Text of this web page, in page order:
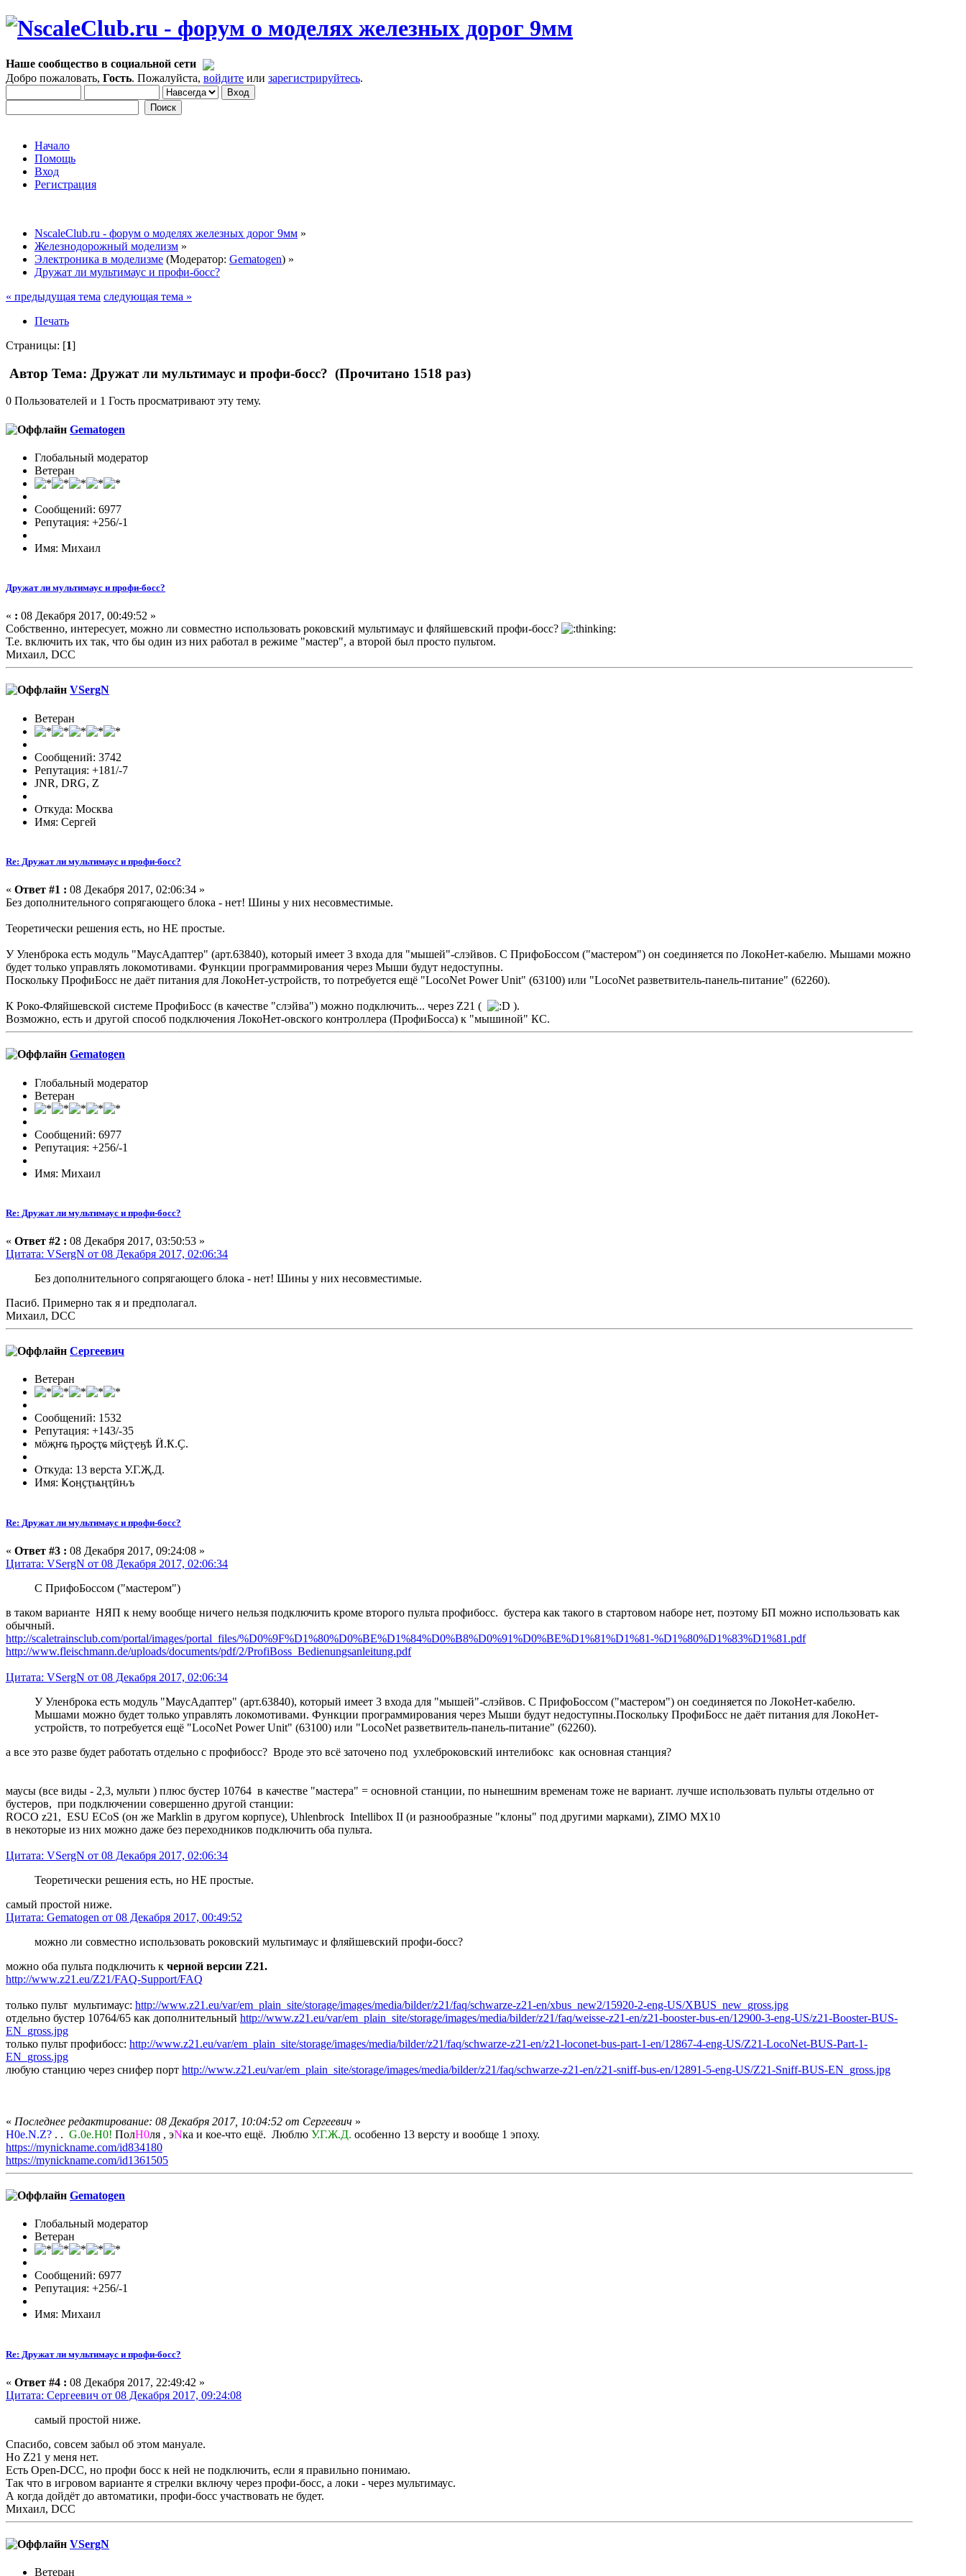
Наше сообщество в социальной сети
Добро пожаловать, Гость. Пожалуйста, войдите или зарегистрируйтесь.
Начало
Помощь
Вход
Регистрация
NscaleClub.ru - форум о моделях железных дорог 9мм »
Железнодорожный моделизм »
Электроника в моделизме (Модератор: Gematogen) »
Дружат ли мультимаус и профи-босс?
« предыдущая тема следующая тема »
Печать
Страницы: [1]
Автор Тема: Дружат ли мультимаус и профи-босс? (Прочитано 1518 раз)
0 Пользователей и 1 Гость просматривают эту тему.
Gematogen
Глобальный модератор
Ветеран
Сообщений: 6977
Репутация: +256/-1
Имя: Михаил
Дружат ли мультимаус и профи-босс?
« : 08 Декабря 2017, 00:49:52 »
Собственно, интересует, можно ли совместно использовать роковский мультимаус и фляйшевский профи-босс?
Т.е. включить их так, что бы один из них работал в режиме "мастер", а второй был просто пультом.
Михаил, DCC
VSergN
Ветеран
Сообщений: 3742
Репутация: +181/-7
JNR, DRG, Z
Откуда: Москва
Имя: Сергей
Re: Дружат ли мультимаус и профи-босс?
« Ответ #1 : 08 Декабря 2017, 02:06:34 »
Без дополнительного сопрягающего блока - нет! Шины у них несовместимые.
Теоретически решения есть, но НЕ простые.
У Уленброка есть модуль "МаусАдаптер" (арт.63840), который имеет 3 входа для "мышей"-слэйвов. С ПрифоБоссом ("мастером") он соединяется по ЛокоНет-кабелю. Мышами можно
будет только управлять локомотивами. Функции программирования через Мыши будут недоступны.
Поскольку ПрофиБосс не даёт питания для ЛокоНет-устройств, то потребуется ещё "LocoNet Power Unit" (63100) или "LocoNet разветвитель-панель-питание" (62260).
К Роко-Фляйшевской системе ПрофиБосс (в качестве "слэйва") можно подключить... через Z21 (
).
Возможно, есть и другой способ подключения ЛокоНет-овского контроллера (ПрофиБосса) к "мышиной" КС.
Gematogen
Глобальный модератор
Ветеран
Сообщений: 6977
Репутация: +256/-1
Имя: Михаил
Re: Дружат ли мультимаус и профи-босс?
« Ответ #2 : 08 Декабря 2017, 03:50:53 »
Цитата: VSergN от 08 Декабря 2017, 02:06:34
Без дополнительного сопрягающего блока - нет! Шины у них несовместимые.
Пасиб. Примерно так я и предполагал.
Михаил, DCC
Сергеевич
Ветеран
Сообщений: 1532
Репутация: +143/-35
мӧҗҥҩ ҧрѻҫҭҩ мӥҫҭҿӄѣ Ӥ.Ҟ.Ҫ.
Откуда: 13 верста У.Г.Җ.Д.
Имя: Ҝѻӊҫҭѩңҭӥԋъ
Re: Дружат ли мультимаус и профи-босс?
« Ответ #3 : 08 Декабря 2017, 09:24:08 »
Цитата: VSergN от 08 Декабря 2017, 02:06:34
С ПрифоБоссом ("мастером")
в таком варианте НЯП к нему вообще ничего нельзя подключить кроме второго пульта профибосс. бустера как такого в стартовом наборе нет, поэтому БП можно использовать как
обычный.
http://scaletrainsclub.com/portal/images/portal_files/%D0%9F%D1%80%D0%BE%D1%84%D0%B8%D0%91%D0%BE%D1%81%D1%81-%D1%80%D1%83%D1%81.pdf
http://www.fleischmann.de/uploads/documents/pdf/2/ProfiBoss_Bedienungsanleitung.pdf
Цитата: VSergN от 08 Декабря 2017, 02:06:34
У Уленброка есть модуль "МаусАдаптер" (арт.63840), который имеет 3 входа для "мышей"-слэйвов. С ПрифоБоссом ("мастером") он соединяется по ЛокоНет-кабелю.
Мышами можно будет только управлять локомотивами. Функции программирования через Мыши будут недоступны.Поскольку ПрофиБосс не даёт питания для ЛокоНет-
устройств, то потребуется ещё "LocoNet Power Unit" (63100) или "LocoNet разветвитель-панель-питание" (62260).
а все это разве будет работать отдельно с профибосс? Вроде это всё заточено под ухлеброковский интелибокс как основная станция?
маусы (все виды - 2,3, мульти ) плюс бустер 10764 в качестве "мастера" = основной станции, по нынешним временам тоже не вариант. лучше использовать пульты отдельно от
бустеров, при подключении совершенно другой станции:
ROCO z21, ESU ECoS (он же Marklin в другом корпусе), Uhlenbrock Intellibox II (и разнообразные "клоны" под другими марками), ZIMO MX10
в некоторые из них можно даже без переходников подключить оба пульта.
Цитата: VSergN от 08 Декабря 2017, 02:06:34
Теоретически решения есть, но НЕ простые.
самый простой ниже.
Цитата: Gematogen от 08 Декабря 2017, 00:49:52
можно ли совместно использовать роковский мультимаус и фляйшевский профи-босс?
можно оба пульта подключить к черной версии Z21.
http://www.z21.eu/Z21/FAQ-Support/FAQ
только пульт мультимаус: http://www.z21.eu/var/em_plain_site/storage/images/media/bilder/z21/faq/schwarze-z21-en/xbus_new2/15920-2-eng-US/XBUS_new_gross.jpg
отдельно бустер 10764/65 как дополнительный http://www.z21.eu/var/em_plain_site/storage/images/media/bilder/z21/faq/weisse-z21-en/z21-booster-bus-en/12900-3-eng-US/z21-Booster-BUS-
EN_gross.jpg
только пульт профибосс: http://www.z21.eu/var/em_plain_site/storage/images/media/bilder/z21/faq/schwarze-z21-en/z21-loconet-bus-part-1-en/12867-4-eng-US/Z21-LocoNet-BUS-Part-1-
EN_gross.jpg
любую станцию через снифер порт http://www.z21.eu/var/em_plain_site/storage/images/media/bilder/z21/faq/schwarze-z21-en/z21-sniff-bus-en/12891-5-eng-US/Z21-Sniff-BUS-EN_gross.jpg
« Последнее редактирование: 08 Декабря 2017, 10:04:52 от Сергеевич »
H0e.N.Z? . . G.0e.H0! ПолH0ля , эNка и кое-что ещё. Люблю У.Г.Ж.Д. особенно 13 версту и вообще 1 эпоху.
https://mynickname.com/id834180
https://mynickname.com/id1361505
Gematogen
Глобальный модератор
Ветеран
Сообщений: 6977
Репутация: +256/-1
Имя: Михаил
Re: Дружат ли мультимаус и профи-босс?
« Ответ #4 : 08 Декабря 2017, 22:49:42 »
Цитата: Сергеевич от 08 Декабря 2017, 09:24:08
самый простой ниже.
Спасибо, совсем забыл об этом мануале.
Но Z21 у меня нет.
Есть Open-DCC, но профи босс к ней не подключить, если я правильно понимаю.
Так что в игровом варианте я стрелки включу через профи-босс, а локи - через мультимаус.
А когда дойдёт до автоматики, профи-босс участвовать не будет.
Михаил, DCC
VSergN
Ветеран